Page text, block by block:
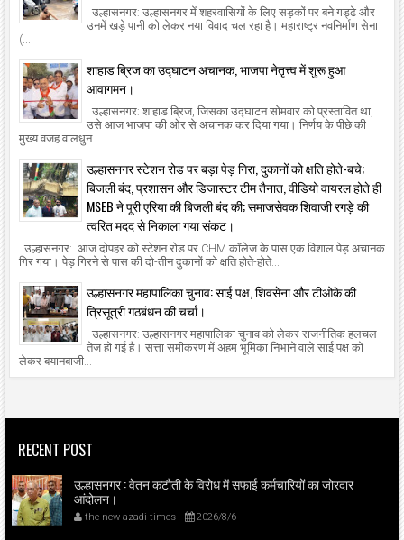
उल्हासनगर: उल्हासनगर में शहरवासियों के लिए सड़कों पर बने गड्ढे और
उनमें खड़े पानी को लेकर नया विवाद चल रहा है। महाराष्ट्र नवनिर्माण सेना
(...
शाहाड ब्रिज का उद्घाटन अचानक, भाजपा नेतृत्त्व में शुरू हुआ
आवागमन।
उल्हासनगर: शाहाड ब्रिज, जिसका उद्घाटन सोमवार को प्रस्तावित था,
उसे आज भाजपा की ओर से अचानक कर दिया गया। निर्णय के पीछे की
मुख्य वजह वालधुन...
उल्हासनगर स्टेशन रोड पर बड़ा पेड़ गिरा, दुकानों को क्षति होते-बचे;
बिजली बंद, प्रशासन और डिजास्टर टीम तैनात, वीडियो वायरल होते ही
MSEB ने पूरी एरिया की बिजली बंद की; समाजसेवक शिवाजी रगड़े की
त्वरित मदद से निकाला गया संकट।
उल्हासनगर: आज दोपहर को स्टेशन रोड पर CHM कॉलेज के पास एक विशाल पेड़ अचानक
गिर गया। पेड़ गिरने से पास की दो-तीन दुकानों को क्षति होते-होते...
उल्हासनगर महापालिका चुनाव: साई पक्ष, शिवसेना और टीओके की
त्रिसूत्री गठबंधन की चर्चा।
उल्हासनगर: उल्हासनगर महापालिका चुनाव को लेकर राजनीतिक हलचल
तेज हो गई है। सत्ता समीकरण में अहम भूमिका निभाने वाले साई पक्ष को
लेकर बयानबाजी...
RECENT POST
उल्हासनगर : वेतन कटौती के विरोध में सफाई कर्मचारियों का जोरदार
आंदोलन।
the new azadi times 2026/8/6